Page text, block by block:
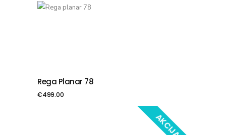
PIEVIENOT GROZAM
Rega Planar 78
€499.00
AKCIJA!